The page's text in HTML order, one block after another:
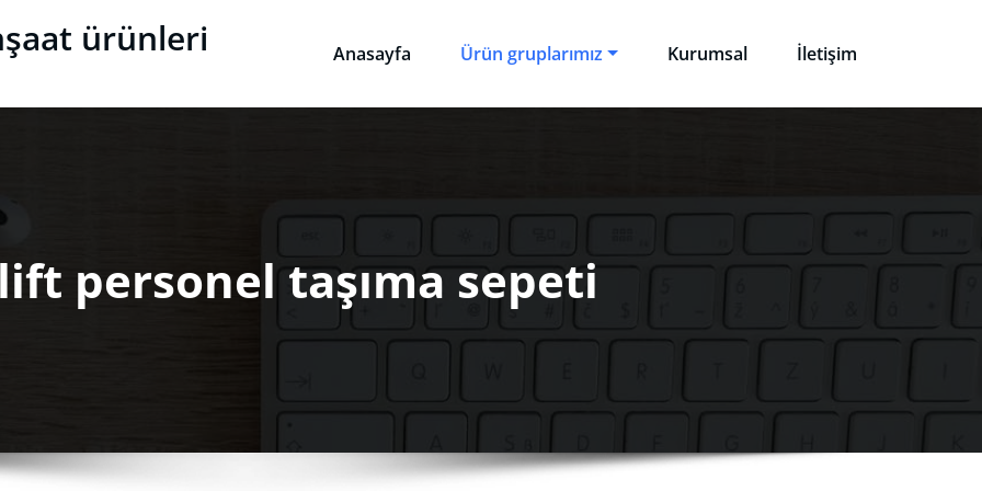
ürünleri Anasayfa Ürün gruplarımız Kurumsal İletişim
personel taşıma sepeti